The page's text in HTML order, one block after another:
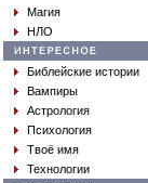
Магия
НЛО
Библейские истории
Вампиры
Астрология
Психология
Твоё имя
Технологии